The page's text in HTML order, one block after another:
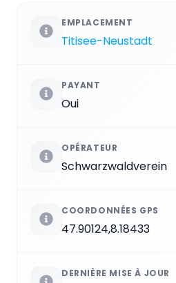
EMPLACEMENT
Titisee-Neustadt
PAYANT
Oui
OPÉRATEUR
Schwarzwaldverein
COORDONNÉES GPS
47.90124,8.18433
DERNIÈRE MISE À JOUR